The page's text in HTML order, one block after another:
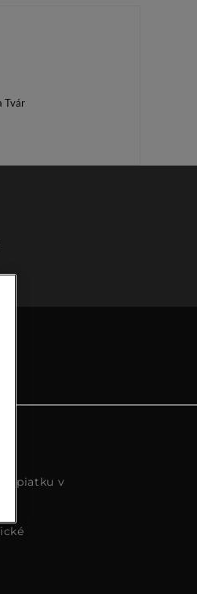
Tvár
piatku v